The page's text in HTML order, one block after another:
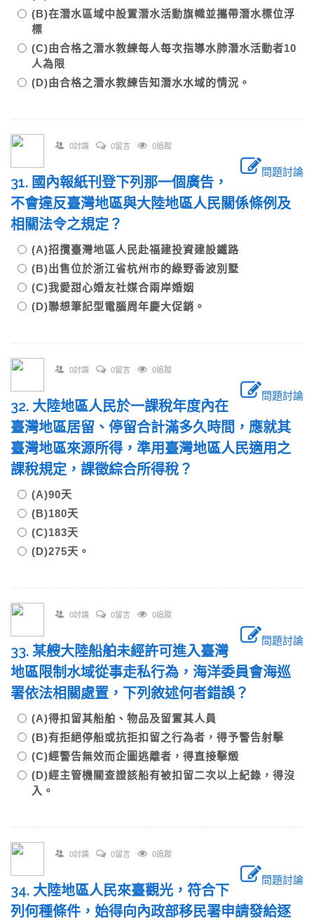
(B)在潛水區域中設置潛水活動旗幟並攜帶潛水標位浮
標
(C)由合格之潛水教練每人每次指導水肺潛水活動者10
人為限
(D)由合格之潛水教練告知潛水水域的情況。
0討論 0留言 0追蹤
問題討論
31. 國內報紙刊登下列那一個廣告，
不會違反臺灣地區與大陸地區人民關係條例及
相關法令之規定？
(A)招攬臺灣地區人民赴福建投資建設鐵路
(B)出售位於浙江省杭州市的綠野香波別墅
(C)我愛甜心婚友社媒合兩岸婚姻
(D)聯想筆記型電腦周年慶大促銷。
0討論 0留言 0追蹤
問題討論
32. 大陸地區人民於一課稅年度內在
臺灣地區居留、停留合計滿多久時間，應就其
臺灣地區來源所得，準用臺灣地區人民適用之
課稅規定，課徵綜合所得稅？
(A)90天
(B)180天
(C)183天
(D)275天。
0討論 0留言 0追蹤
問題討論
33. 某艘大陸船舶未經許可進入臺灣
地區限制水域從事走私行為，海洋委員會海巡
署依法相關處置，下列敘述何者錯誤？
(A)得扣留其船舶、物品及留置其人員
(B)有拒絕停船或抗拒扣留之行為者，得予警告射擊
(C)經警告無效而企圖逃離者，得直接擊燬
(D)經主管機關查證該船有被扣留二次以上紀錄，得沒
入。
0討論 0留言 0追蹤
問題討論
34. 大陸地區人民來臺觀光，符合下
列何種條件，始得向內政部移民署申請發給逐